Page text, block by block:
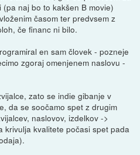
naj bo to kakšen B movie)
časom ter predvsem z
če financ ni bilo.
en sam človek - pozneje
zgoraj omenjenem naslovu -
zato se indie gibanje v
da se soočamo spet z drugim
naslovov, izdelkov ->
krivulja kvalitete počasi spet pada